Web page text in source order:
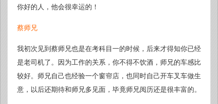
你好的人，他会很幸运的！
蔡师兄
我初次见到蔡师兄也是在考科目一的时候，后来才得知你已经
是老司机了。因为工作的关系，你不得不饮酒，师兄的车感比
较好。师兄自己也经验一个窗帘店，也同时自己开车叉车做生
意，以后还期待和师兄多见面，毕竟师兄阅历还是很丰富的。